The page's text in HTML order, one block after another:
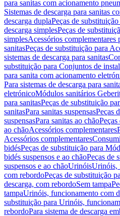
para sanitas com acionamento
Sistemas de descarga para sanitas
descarga duplaPeças de
descarga simplesPeças de
simplesAcessórios complementares
sanitasPeças de substituição para
sistemas de descarga para sanitas
substituição para Conjuntos de
para sanita com acionamento
Para sistemas de descarga para
eletrónicoMódulos sanitários
para sanitasPeças de substituição
sanitasPara sanitas suspensasPeças
suspensasPara sanitas ao chão
ao chãoAcessórios complementares
Acessórios complementares
bidésPeças de substituição para
bidés suspensos e ao chãoPeças de
suspensos e ao chãoUrinóisUrinóis,
com rebordoPeças de substituição
descarga, com rebordoSem tampa
tampaUrinóis, funcionamento com
substituição para Urinóis,
rebordoPara sistema de descarga